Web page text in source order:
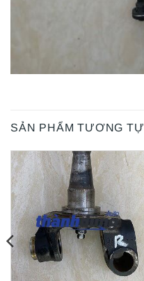
SẢN PHẨM TƯƠNG TỰ